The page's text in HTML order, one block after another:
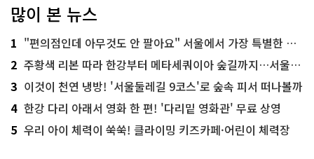
많이 본 뉴스
1 "편의점인데 아무것도 안 팔아요" 서울에서 가장 특별한 편의점의 정체
2 주황색 리본 따라 한강부터 메타세쿼이아 숲길까지…서울둘레길 15코스
3 이것이 천연 냉방! '서울둘레길 9코스'로 숲속 피서 떠나볼까
4 한강 다리 아래서 영화 한 편! '다리밑 영화관' 무료 상영
5 우리 아이 체력이 쑥쑥! 클라이밍 키즈카페·어린이 체력장